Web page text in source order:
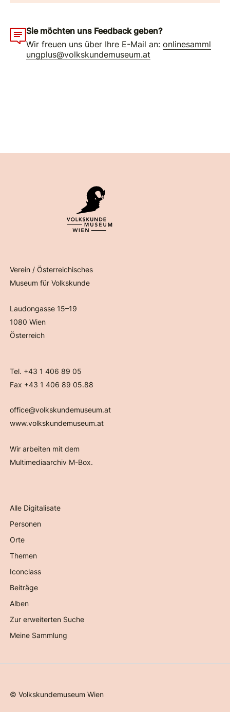
Sie möchten uns Feedback geben?
Wir freuen uns über Ihre E-Mail an:onlinesamml
ungplus@volkskundemuseum.at
Verein / Österreichisches
Museum für Volkskunde
Laudongasse 15–19
1080 Wien
Österreich
Tel. +43 1 406 89 05
Fax +43 1 406 89 05.88
office@volkskundemuseum.at
www.volkskundemuseum.at
Wir arbeiten mit dem
Multimediaarchiv M-Box.
Alle Digitalisate
Personen
Orte
Themen
Iconclass
Beiträge
Alben
Zur erweiterten Suche
Meine Sammlung
©Volkskundemuseum Wien